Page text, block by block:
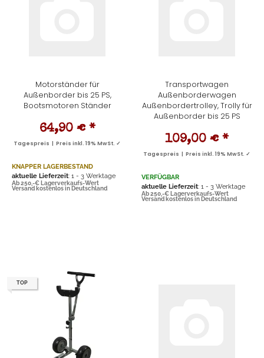
Motorständer für
Außenborder bis 25 PS,
Bootsmotoren Ständer
64,90 € *
Tagespreis | Preis inkl. 19% MwSt. ✓
KNAPPER LAGERBESTAND
aktuelle Lieferzeit: 1 - 3 Werktage
Ab 250,-€ Lagerverkaufs-Wert
Versand kostenlos in Deutschland
Transportwagen
Außenborderwagen
Außenbordertrolley, Trolly für
Außenborder bis 25 PS
109,00 € *
Tagespreis | Preis inkl. 19% MwSt. ✓
VERFÜGBAR
aktuelle Lieferzeit: 1 - 3 Werktage
Ab 250,-€ Lagerverkaufs-Wert
Versand kostenlos in Deutschland
TOP